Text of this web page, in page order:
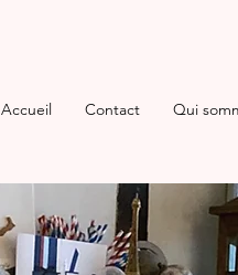
Accueil Contact Qui